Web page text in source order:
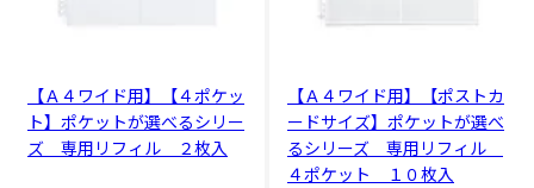
【Ａ４ワイド用】【４ポケッ
ト】ポケットが選べるシリー
ズ 専用リフィル ２枚入
【Ａ４ワイド用】【ポストカ
ードサイズ】ポケットが選べ
るシリーズ 専用リフィル
４ポケット １０枚入